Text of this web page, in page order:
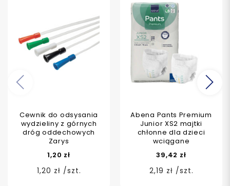
Cewnik do odsysania
wydzieliny z górnych
dróg oddechowych
Zarys
1,20 zł
1,20 zł /szt.
Abena Pants Premium
Junior XS2 majtki
chłonne dla dzieci
wciągane
39,42 zł
2,19 zł /szt.
Poprzedni